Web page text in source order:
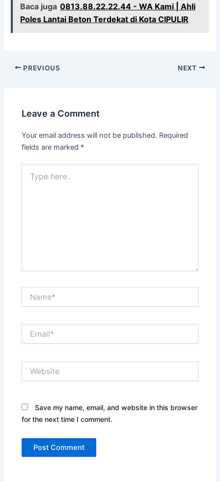
Baca juga 0813.88.22.22.44 - WA Kami | Ahli
Poles Lantai Beton Terdekat di Kota CIPULIR
PREVIOUS NEXT
Leave a Comment
Your email address will not be published. Required
fields are marked *
here..
Save my name, email, and website in this browser
for the next time I comment.